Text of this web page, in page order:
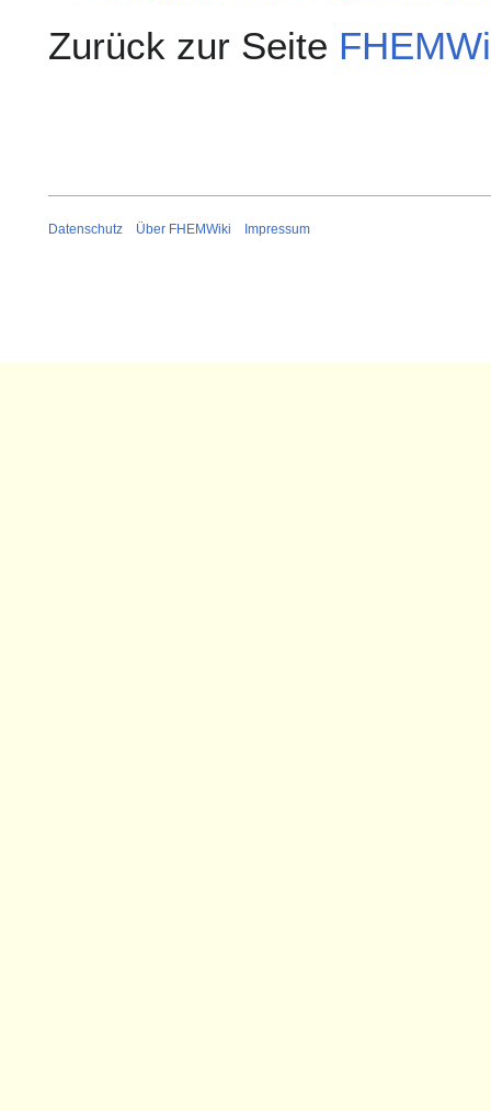
Zurück zur Seite
Datenschutz Über FHEMWiki Impressum